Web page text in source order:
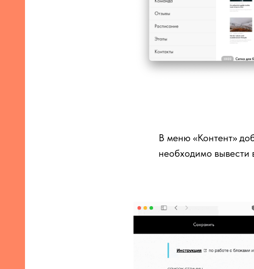
В меню «Контент»
необходимо вывести